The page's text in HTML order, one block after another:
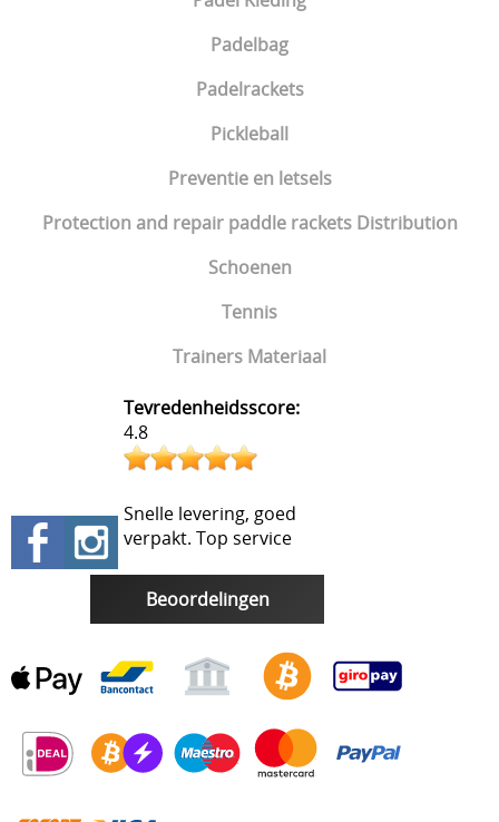
Padelbag
Padelrackets
Pickleball
Preventie en letsels
Protection and repair paddle rackets Distribution
Schoenen
Tennis
Trainers Materiaal
Tevredenheidsscore:
4.8
Snelle levering, goed
verpakt. Top service
Beoordelingen